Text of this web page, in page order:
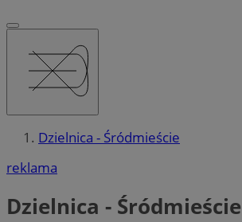
Dzielnica - Śródmieście
reklama
Dzielnica - Śródmieście